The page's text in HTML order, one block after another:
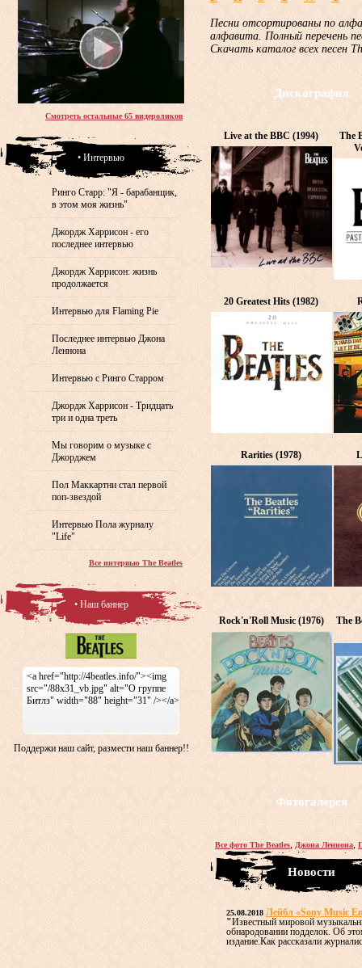
Песни отсортированы по
алфавита. Полный перечень
Скачать каталог всех песен
Дискография
Live at the BBC (1994)
The
20 Greatest Hits (1982)
Rarities (1978)
Rock'n'Roll Music (1976) The
Фотогалерея
Все фото The Beatles, Джона Леннона,
Новости
25.08.2018 Лейбл «Sony Music
"Известный мировой
обнародовании подделок. Об
издание.Как рассказали
Смотреть остальные 65 видероликов
• Интервью
Ринго Старр: "Я - барабанщик,
в этом моя жизнь"
Джордж Харрисон - его
последнее интервью
Джордж Харрисон: жизнь
продолжается
Интервью для Flaming Pie
Последнее интервью Джона
Леннона
Интервью с Ринго Старром
Джордж Харрисон - Тридцать
три и одна треть
Мы говорим о музыке с
Джорджем
Пол Маккартни стал первой
поп-звездой
Интервью Пола журналу
"Life"
Все интервью The Beatles
• Наш баннер
<a href="http://4beatles.info/"><img
src="/88x31_vb.jpg" alt="О группе
Битлз" width="88" height="31" /></a>
Поддержи наш сайт, размести наш баннер!!